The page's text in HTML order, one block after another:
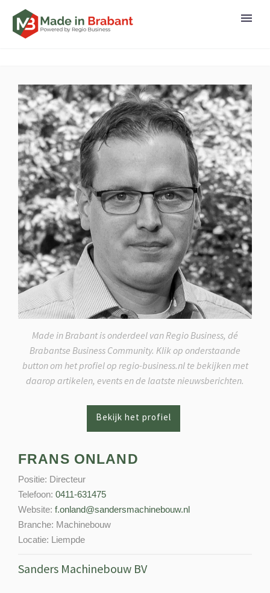
Made in Brabant is onderdeel van Regio Business, dé
Brabantse Business Community. Klik op onderstaande
button om het profiel op regio-business.nl te bekijken met
daarop artikelen, events en de laatste nieuwsberichten.
FRANS ONLAND
Positie: Directeur
Telefoon: 0411-631475
Website: f.onland@sandersmachinebouw.nl
Branche: Machinebouw
Locatie: Liempde
Sanders Machinebouw BV